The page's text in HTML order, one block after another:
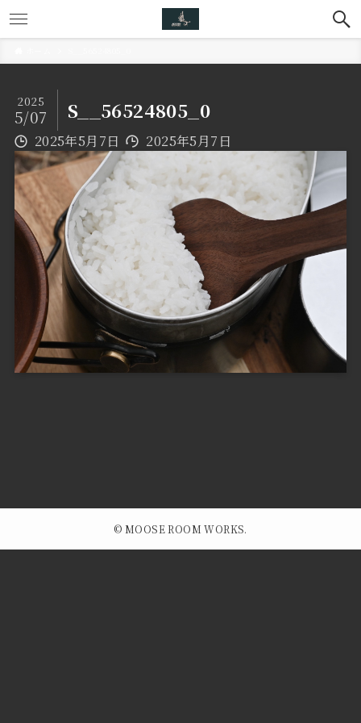
S__56524805_0
2025
5/07
2025年5月7日 2025年5月7日
© MOOSE ROOM WORKS.